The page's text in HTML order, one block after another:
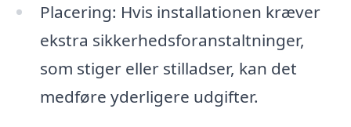
Placering: Hvis installationen kræver
ekstra sikkerhedsforanstaltninger,
som stiger eller stilladser, kan det
medføre yderligere udgifter.